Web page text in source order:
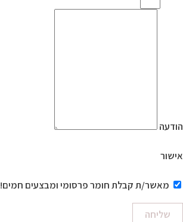
הודעה
אישור
מאשר/ת קבלת חומר פרסומי ומבצעים חמים!
שליחה